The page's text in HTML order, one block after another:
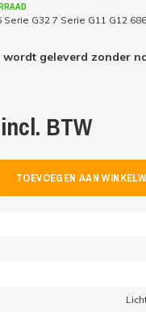
G32 7 Serie G11 G12
wordt geleverd zonder
BTW
TOEVOEGEN AAN